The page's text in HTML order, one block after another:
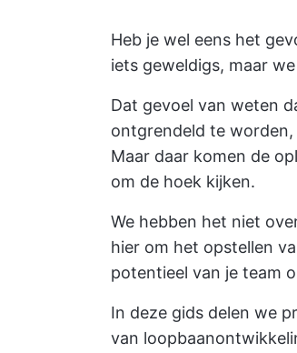
Heb je wel eens het
iets geweldigs, maar
Dat gevoel van weten
ontgrendeld te
Maar daar komen de
om de hoek kijken.
We hebben het niet
hier om het opstellen
potentieel van je team
In deze gids delen we
van